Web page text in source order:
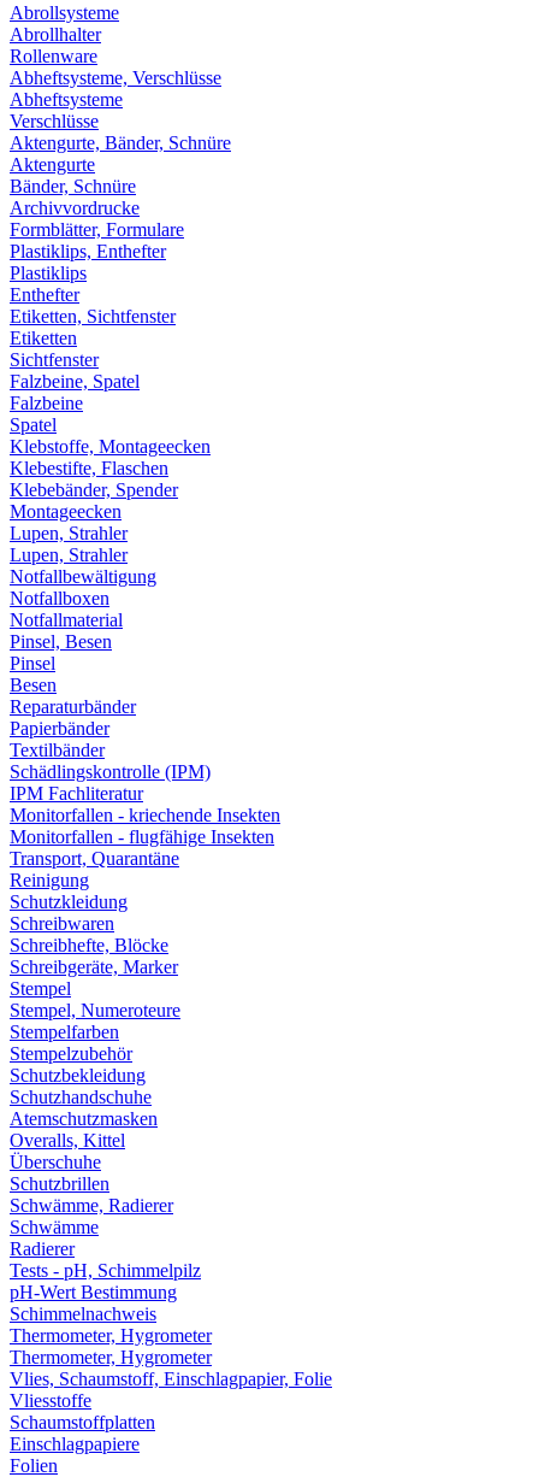
Abrollsysteme
Abrollhalter
Rollenware
Abheftsysteme, Verschlüsse
Abheftsysteme
Verschlüsse
Aktengurte, Bänder, Schnüre
Aktengurte
Bänder, Schnüre
Archivvordrucke
Formblätter, Formulare
Plastiklips, Enthefter
Plastiklips
Enthefter
Etiketten, Sichtfenster
Etiketten
Sichtfenster
Falzbeine, Spatel
Falzbeine
Spatel
Klebstoffe, Montageecken
Klebestifte, Flaschen
Klebebänder, Spender
Montageecken
Lupen, Strahler
Lupen, Strahler
Notfallbewältigung
Notfallboxen
Notfallmaterial
Pinsel, Besen
Pinsel
Besen
Reparaturbänder
Papierbänder
Textilbänder
Schädlingskontrolle (IPM)
IPM Fachliteratur
Monitorfallen - kriechende Insekten
Monitorfallen - flugfähige Insekten
Transport, Quarantäne
Reinigung
Schutzkleidung
Schreibwaren
Schreibhefte, Blöcke
Schreibgeräte, Marker
Stempel
Stempel, Numeroteure
Stempelfarben
Stempelzubehör
Schutzbekleidung
Schutzhandschuhe
Atemschutzmasken
Overalls, Kittel
Überschuhe
Schutzbrillen
Schwämme, Radierer
Schwämme
Radierer
Tests - pH, Schimmelpilz
pH-Wert Bestimmung
Schimmelnachweis
Thermometer, Hygrometer
Thermometer, Hygrometer
Vlies, Schaumstoff, Einschlagpapier, Folie
Vliesstoffe
Schaumstoffplatten
Einschlagpapiere
Folien